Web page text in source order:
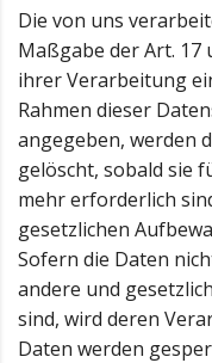
Die von uns
Maßgabe der Art. 17
ihrer Verarbeitung
Rahmen dieser
angegeben, werden
gelöscht, sobald sie
mehr erforderlich
gesetzlichen
Sofern die Daten
andere und
sind, wird deren
Daten werden